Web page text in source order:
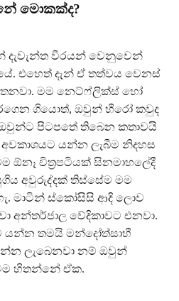
මොකක්ද?
වීරයන් වෙනුවෙන්
එහෙත් දැන් ඒ තත්වය වෙනස්
මම නෙට්ෆ්ලික්ස් හෝ
ගියොත්, ඔවුන් හීරෝ කවුද
පිටපතේ තිබෙන කතාවයි
යන්න ලැබීම නිදහස
ඕනෑ චිත‍්‍රපටියක් සිනමාහලේදී
අවුරුද්දක් තිස්සේම මම
මාටින් ස්කෝසිසි ආදි ලොව
අන්තර්ජාල වේදිකාවට එනවා.
යන්න තමයි මන්දෝත්සාහී
ලැබෙනවා නම් ඔවුන්
මම හිතන්නේ ඒක.